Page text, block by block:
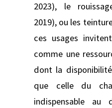
2023), le
2019), ou les
ces usages
comme une
dont la
que celle du
indispensable au